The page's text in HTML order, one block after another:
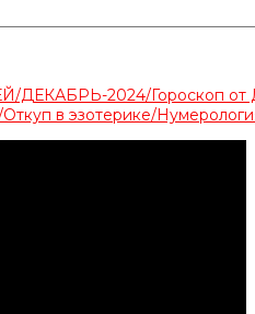
ДЕКАБРЬ-2024/Гороскоп
Откуп в эзотерике/